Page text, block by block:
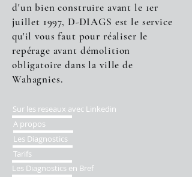
d'un bien construire avant le 1er
juillet 1997, D-DIAGS est le service
qu'il vous faut pour réaliser le
repérage avant démolition
obligatoire dans la ville de
Wahagnies.
Sur les reseaux avec Linkedin
A propos
Les Diagnostics
Tarifs
Les Diagnostics en Bref